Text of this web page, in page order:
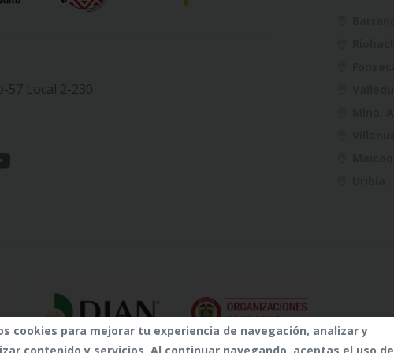
57 Local 2-230
cookies para mejorar tu experiencia de navegación, analizar y